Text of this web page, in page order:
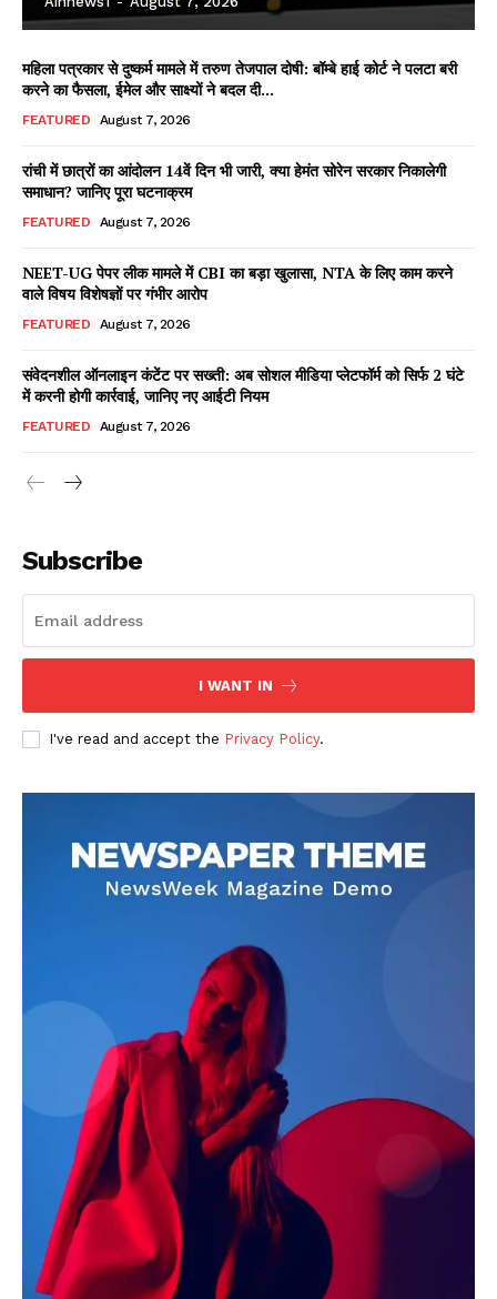
Facebook
X WhatsApp
Share
Read Latest News on AIN
DOWNLOAD NOW
AIN NEWS 1
Contact Us
About Us
Privacy Policy
Terms of Use Agreement
Facebook
X WhatsApp
Share
महिला पत्रकार से दुष्कर्म मामले में तरुण तेजपाल दोषी: बॉम्बे हाई कोर्ट ने पलटा बरी
करने का फैसला, ईमेल और साक्ष्यों ने बदल दी...
FEATURED August 7, 2026
रांची में छात्रों का आंदोलन 14वें दिन भी जारी, क्या हेमंत सोरेन सरकार निकालेगी
समाधान? जानिए पूरा घटनाक्रम
FEATURED August 7, 2026
NEET-UG पेपर लीक मामले में CBI का बड़ा खुलासा, NTA के लिए काम करने
वाले विषय विशेषज्ञों पर गंभीर आरोप
FEATURED August 7, 2026
संवेदनशील ऑनलाइन कंटेंट पर सख्ती: अब सोशल मीडिया प्लेटफॉर्म को सिर्फ 2 घंटे
में करनी होगी कार्रवाई, जानिए नए आईटी नियम
FEATURED August 7, 2026
Subscribe
I WANT IN
I've read and accept the Privacy Policy.